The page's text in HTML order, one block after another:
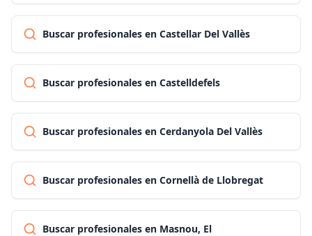
Buscar profesionales en Castellar Del Vallès
Buscar profesionales en Castelldefels
Buscar profesionales en Cerdanyola Del Vallès
Buscar profesionales en Cornellà de Llobregat
Buscar profesionales en Masnou, El